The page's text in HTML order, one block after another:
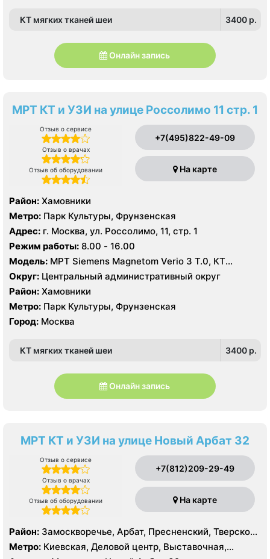
КТ мягких тканей шеи 3400 p.
Онлайн запись
МРТ КТ и УЗИ на улице Россолимо 11 стр. 1
Отзыв о сервисе
Отзыв о врачах
Отзыв об оборудовании
+7(495)822-49-09
На карте
Район: Хамовники
Метро: Парк Культуры, Фрунзенская
Адрес: г. Москва, ул. Россолимо, 11, стр. 1
Режим работы: 8.00 - 16.00
Модель: МРТ Siemens Magnetom Verio 3 Т.0, КТ
Toshiba Aquilion 160 срезов, УЗИ
Округ: Центральный административный округ
Район: Хамовники
Метро: Парк Культуры, Фрунзенская
Город: Москва
КТ мягких тканей шеи 3400 p.
Онлайн запись
МРТ КТ и УЗИ на улице Новый Арбат 32
Отзыв о сервисе
Отзыв о врачах
Отзыв об оборудовании
+7(812)209-29-49
На карте
Район: Замоскворечье, Арбат, Пресненский, Тверской,
Хамовники
Метро: Киевская, Деловой центр, Выставочная,